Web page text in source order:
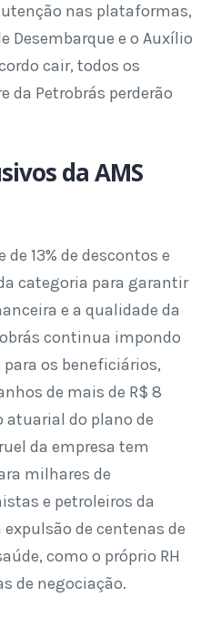
nas plataformas,
Desembarque e o Auxílio
cair, todos os
da Petrobrás perderão
da AMS
13% de descontos e
categoria para garantir
e a qualidade da
continua impondo
os beneficiários,
de mais de R$ 8
atuarial do plano de
da empresa tem
milhares de
e petroleiros da
de centenas de
como o próprio RH
de negociação.